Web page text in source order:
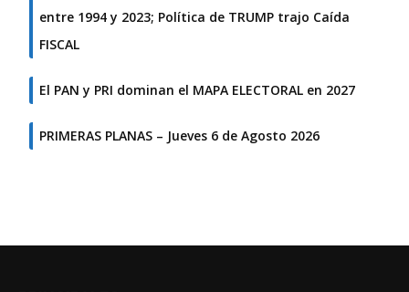
entre 1994 y 2023; Política de TRUMP trajo Caída
FISCAL
El PAN y PRI dominan el MAPA ELECTORAL en 2027
PRIMERAS PLANAS – Jueves 6 de Agosto 2026